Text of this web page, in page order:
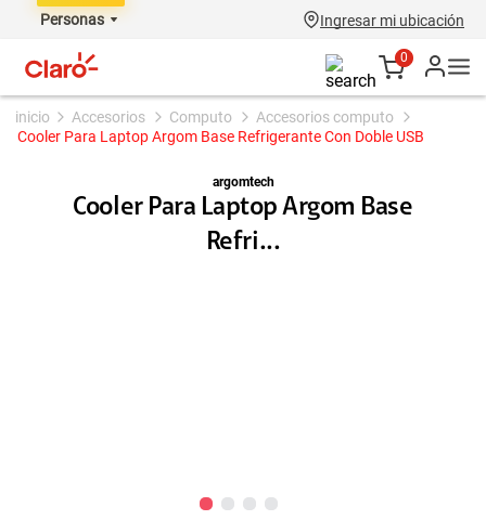
Personas Ingresar mi ubicación
0
accesorios computo
accesorios computo
Cooler Para Laptop Argom Base Refrigerante Con Doble USB
argomtech
Cooler Para Laptop Argom Base
Refri...